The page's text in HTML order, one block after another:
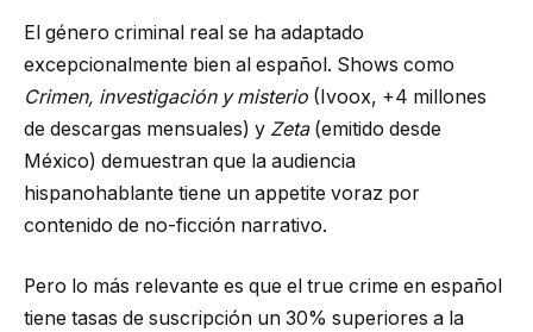
El género criminal real se ha adaptado
excepcionalmente bien al español. Shows como
Crimen, investigación y misterio (Ivoox, +4 millones
de descargas mensuales) y Zeta(emitido desde
México) demuestran que la audiencia
hispanohablante tiene un appetite voraz por
contenido de no-ficción narrativo.
Pero lo más relevante es que el true crime en español
tiene tasas de suscripción un 30% superiores a la